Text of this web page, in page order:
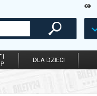
I
DLA DZIECI